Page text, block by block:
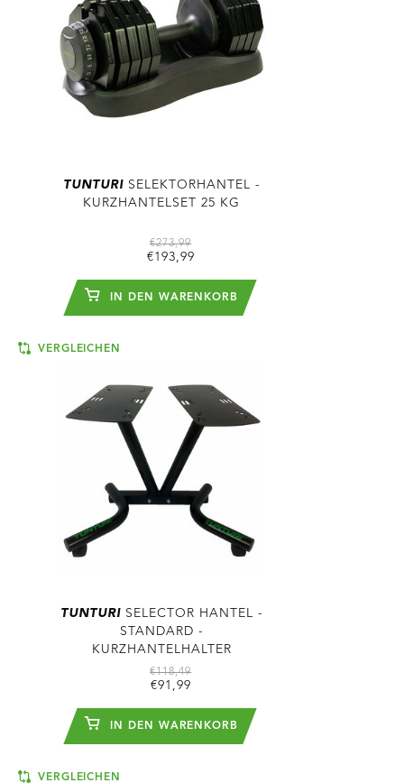
TUNTURISELEKTORHANTEL -
KURZHANTELSET 25 KG
€273,99
€193,99
IN DEN WARENKORB
VERGLEICHEN
TUNTURISELECTOR HANTEL -
STANDARD -
KURZHANTELHALTER
€118,49
€91,99
IN DEN WARENKORB
VERGLEICHEN